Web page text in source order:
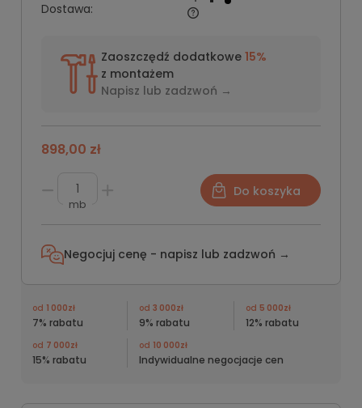
Dostawa:
Zaoszczędź dodatkowe 15%
z montażem
Napisz lub zadzwoń →
898,00 zł
mb
Do koszyka
Negocjuj cenę - napisz lub zadzwoń →
od 1 000zł
7% rabatu
od 3 000zł
9% rabatu
od 5 000zł
12% rabatu
od 7 000zł
15% rabatu
od 10 000zł
Indywidualne negocjacje cen